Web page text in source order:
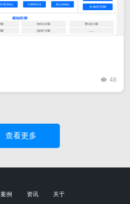
48
查看更多
案例 资讯 关于